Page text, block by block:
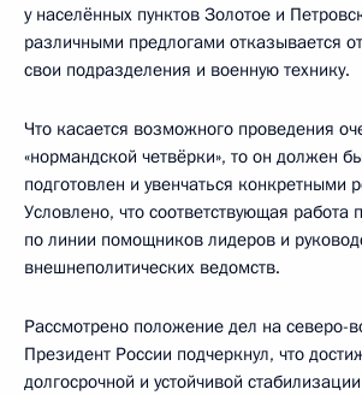
у населённых пунктов Золотое и
различными предлогами отказывается
свои подразделения и военную технику.
Что касается возможного проведения
«нормандской четвёрки», то он должен
подготовлен и увенчаться конкретными
Условлено, что соответствующая работа
по линии помощников лидеров и
внешнеполитических ведомств.
Рассмотрено положение дел на северо-
Президент России подчеркнул, что
долгосрочной и устойчивой